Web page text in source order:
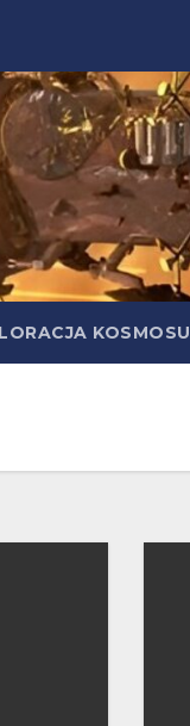
KOSMOSU